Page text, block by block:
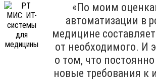
«По моим
автоматизации в
медицине
от необходимого. И
о том, что
новые требования к